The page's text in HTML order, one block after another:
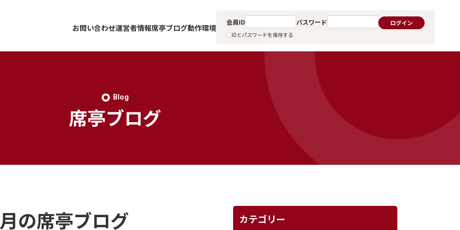
お問い合わせ運営者情報席亭ブログ動作環境
会員ID パスワード
IDとパスワードを保存する
ログイン
Blog
席亭ブログ
の席亭ブログ カテゴリー